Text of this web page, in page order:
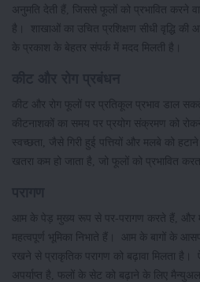
अनुमति देती हैं, जिससे फूलों को प्रभावित करने
है। शाखाओं का उचित प्रशिक्षण सीधी वृद्धि की
के प्रकाश के बेहतर संपर्क में मदद मिलती है।
कीट और रोग फूलों पर प्रतिकूल प्रभाव डाल
कीटनाशकों का समय पर प्रयोग संक्रमण को
स्वच्छता, जैसे गिरी हुई पत्तियों और मलबे को
खतरा कम हो जाता है, जो फूलों को प्रभावित
आम के पेड़ मुख्य रूप से पर-परागण करते हैं, और
महत्वपूर्ण भूमिका निभाते हैं। आम के बागों के
रखने से प्राकृतिक परागण को बढ़ावा मिलता है।
अपर्याप्त है, फलों के सेट को बढ़ाने के लिए मैन्युअल